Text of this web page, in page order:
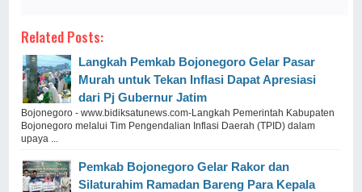
Related Posts:
Langkah Pemkab Bojonegoro Gelar Pasar
Murah untuk Tekan Inflasi Dapat Apresiasi
dari Pj Gubernur Jatim
Bojonegoro - www.bidiksatunews.com-Langkah Pemerintah Kabupaten
Bojonegoro melalui Tim Pengendalian Inflasi Daerah (TPID) dalam
upaya ...
Pemkab Bojonegoro Gelar Rakor dan
Silaturahim Ramadan Bareng Para Kepala